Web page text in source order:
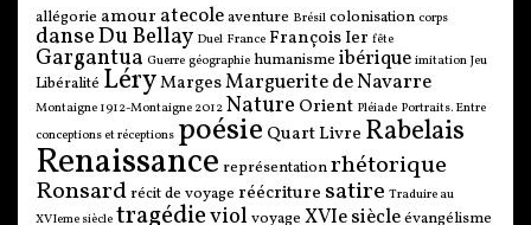
allégorie amour atecoleaventure Brésil colonisation corps
danseDu Bellay Duel France François Ier fête
Gargantua Guerre géographie humanisme ibérique imitation Jeu
Libéralité LéryMargesMarguerite de Navarre
Montaigne 1912-Montaigne 2012 Nature Orient Pléiade Portraits. Entre
conceptions et réceptions poésie Quart Livre Rabelais
Renaissance représentationrhétorique
Ronsardrécit de voyage réécriture satire Traduire au
XVIeme siècle tragédieviol voyage XVIe siècleévangélisme